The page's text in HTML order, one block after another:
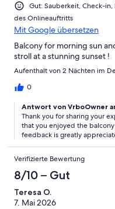
Gut: Sauberkeit, Check-
des Onlineauftritts
Mit Google übersetzen
Balcony for morning sun
stroll at a stunning sunset !
Aufenthalt von 2 Nächten im
0
Antwort von VrboOwner
Thank you for sharing your
that you enjoyed the
feedback is greatly
Verifizierte Bewertung
8/10 – Gut
Teresa O.
7. Mai 2026